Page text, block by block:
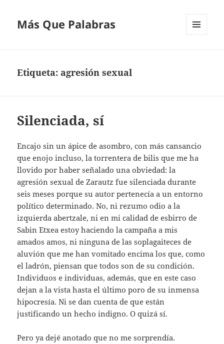
Más Que Palabras
Etiqueta: agresión sexual
Silenciada, sí
Encajo sin un ápice de asombro, con más cansancio
que enojo incluso, la torrentera de bilis que me ha
llovido por haber señalado una obviedad: la
agresión sexual de Zarautz fue silenciada durante
seis meses porque su autor pertenecía a un entorno
político determinado. No, ni rezumo odio a la
izquierda abertzale, ni en mi calidad de esbirro de
Sabin Etxea estoy haciendo la campaña a mis
amados amos, ni ninguna de las soplagaiteces de
aluvión que me han vomitado encima los que, como
el ladrón, piensan que todos son de su condición.
Individuos e individuas, además, que en este caso
dejan a la vista hasta el último poro de su inmensa
hipocresía. Ni se dan cuenta de que están
justificando un hecho indigno. O quizá sí.
Pero ya dejé anotado que no me sorprendía.